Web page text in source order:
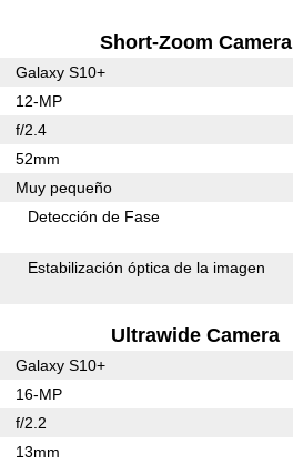
Short-Zoom Camera
Galaxy S10+
12-MP
f/2.4
52mm
Muy pequeño
Detección de Fase
Estabilización óptica de la imagen
Ultrawide Camera
Galaxy S10+
16-MP
f/2.2
13mm